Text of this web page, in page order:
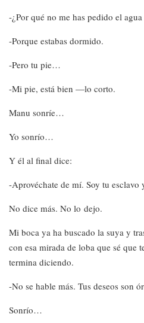
-¿Por qué no me has pedido el
-Porque estabas dormido.
-Pero tu pie…
-Mi pie, está bien —lo corto.
Manu sonríe…
Yo sonrío…
Y él al final dice:
-Aprovéchate de mí. Soy tu
No dice más. No lo dejo.
Mi boca ya ha buscado la suya y
con esa mirada de loba que sé que
termina diciendo.
-No se hable más. Tus deseos son
Sonrío…